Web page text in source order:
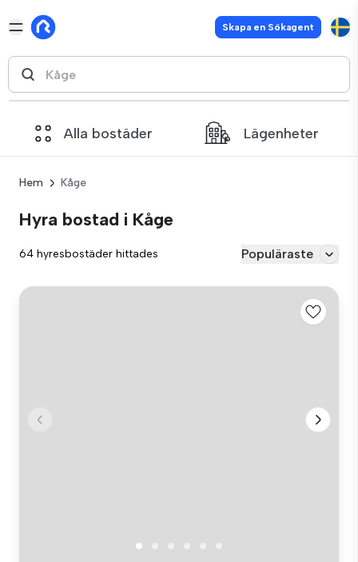
Skapa en Sökagent
Alla bostäder Lägenheter
Hem Kåge
Hyra bostad i Kåge
64 hyresbostäder hittades Populäraste